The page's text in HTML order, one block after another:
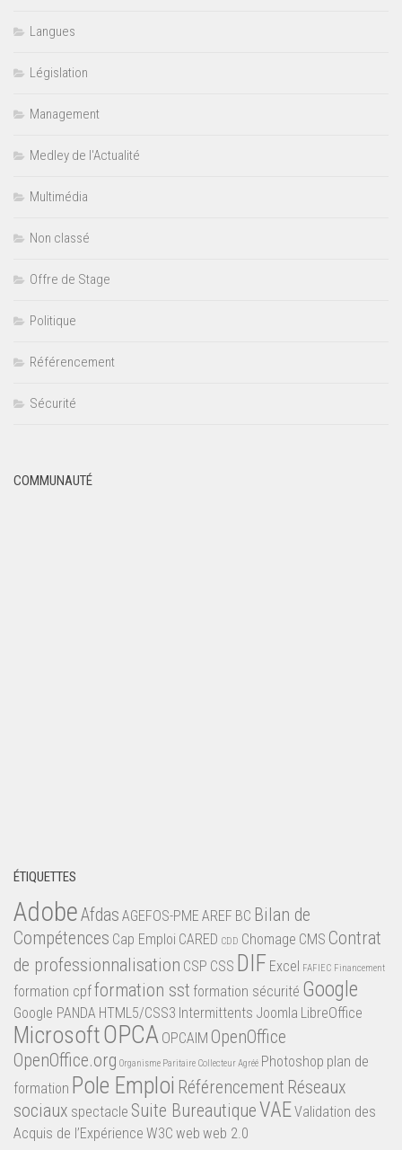
Langues
Législation
Management
Medley de l'Actualité
Multimédia
Non classé
Offre de Stage
Politique
Référencement
Sécurité
COMMUNAUTÉ
ÉTIQUETTES
AdobeAfdas AGEFOS-PME AREF BC Bilan de
Compétences Cap Emploi CARED CDD Chomage CMS Contrat
de professionnalisation CSP CSS DIF Excel FAFIEC Financement
formation cpfformation sst formation sécurité Google
Google PANDA HTML5/CSS3 Intermittents Joomla LibreOffice
MicrosoftOPCA OPCAIM OpenOffice
OpenOffice.org Organisme Paritaire Collecteur Agréé Photoshop plan de
formation Pole Emploi Référencement Réseaux
sociaux spectacle Suite BureautiqueVAEValidation des
Acquis de l’Expérience W3C web web 2.0